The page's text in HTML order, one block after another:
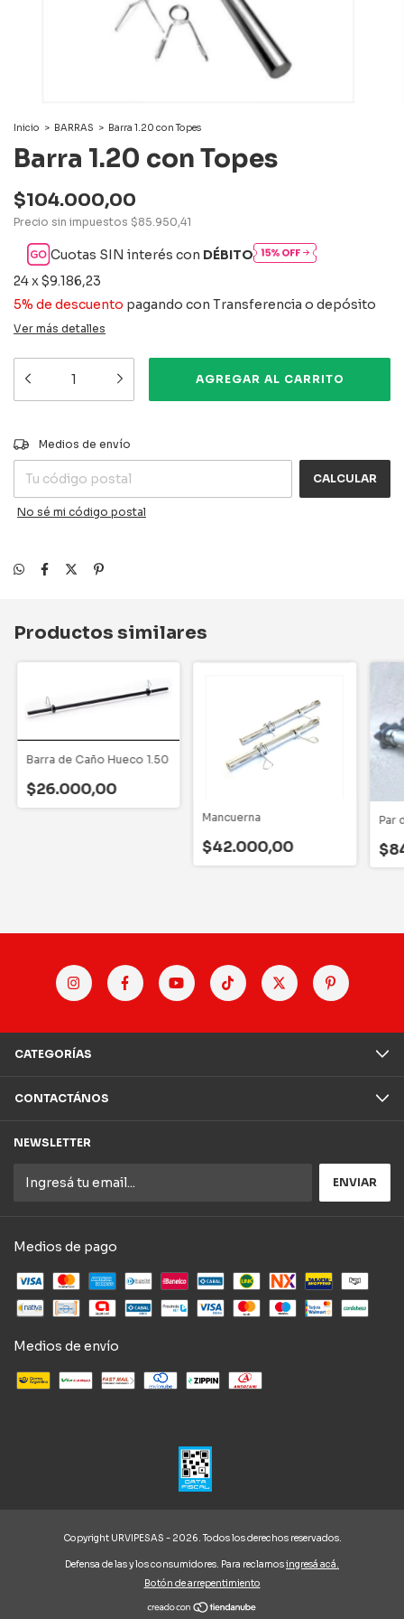
Inicio > BARRAS > Barra 1.20 con Topes
Barra 1.20 con Topes
$104.000,00
Precio sin impuestos $85.950,41
Cuotas SIN interés con DÉBITO
24x$9.186,23
5% de descuento pagando con Transferencia o depósito
Ver más detalles
Entregas para el CP:
Medios de envío
CALCULAR
No sé mi código postal
Productos similares
Barra de Caño Hueco 1.50
$26.000,00
Mancuerna
$42.000,00
Par
CATEGORÍAS
CONTACTÁNOS
NEWSLETTER
Medios de pago
Medios de envío
Copyright URVIPESAS - 2026. Todos los derechos reservados.
Defensa de las y los consumidores. Para reclamosingresá acá.
Botón de arrepentimiento